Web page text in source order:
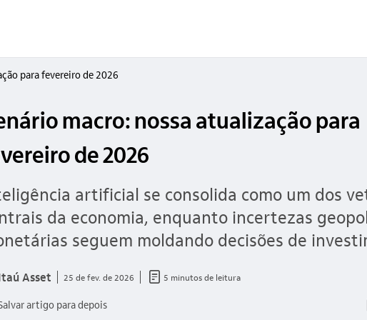
para fevereiro de 2026
macro: nossa atualização para
de 2026
artificial se consolida como um dos
da economia, enquanto incertezas
seguem moldando decisões de
Asset 25 de fev. de 2026 documento_outline 5 minutos de leitura
artigo para depois